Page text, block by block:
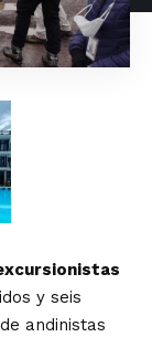
y seis
andinistas